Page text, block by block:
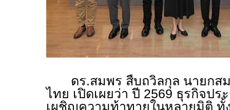
ดร.สมพร สืบถวิลกุล นายกส
ไทย เปิดเผยว่า ปี 2569 ธุรกิจปร
เผชิญความท้าทายในหลายมิติ ทั้